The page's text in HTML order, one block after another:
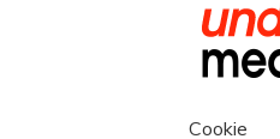
Cookie